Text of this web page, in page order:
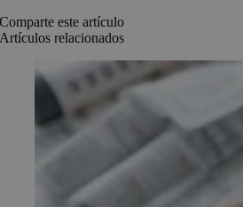
Comparte este artículo
Artículos relacionados